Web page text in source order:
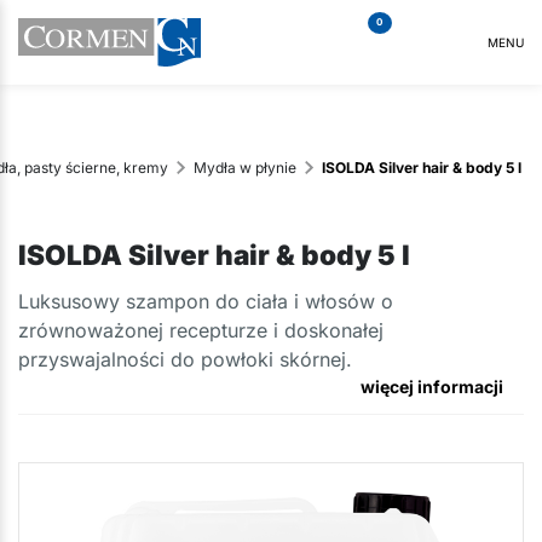
0
MENU
pasty ścierne, kremy Mydła w płynie ISOLDA Silver hair & body 5 l
ISOLDA Silver hair & body 5 l
Luksusowy szampon do ciała i włosów o
zrównoważonej recepturze i doskonałej
przyswajalności do powłoki skórnej.
więcej informacji